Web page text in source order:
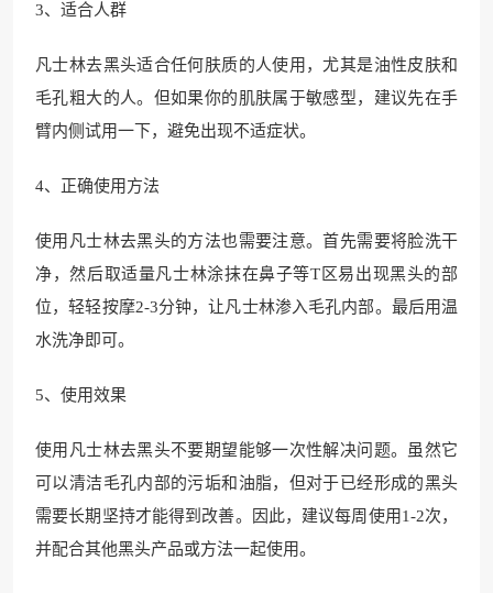
3、适合人群
凡士林去黑头适合任何肤质的人使用，尤其是油性皮肤和
毛孔粗大的人。但如果你的肌肤属于敏感型，建议先在手
臂内侧试用一下，避免出现不适症状。
4、正确使用方法
使用凡士林去黑头的方法也需要注意。首先需要将脸洗干
净，然后取适量凡士林涂抹在鼻子等T区易出现黑头的部
位，轻轻按摩2-3分钟，让凡士林渗入毛孔内部。最后用温
水洗净即可。
5、使用效果
使用凡士林去黑头不要期望能够一次性解决问题。虽然它
可以清洁毛孔内部的污垢和油脂，但对于已经形成的黑头
需要长期坚持才能得到改善。因此，建议每周使用1-2次，
并配合其他黑头产品或方法一起使用。